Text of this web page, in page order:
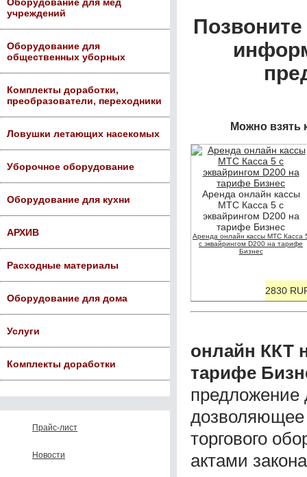
учреждений
Оборудование для
общественных уборных
Комплекты доработки,
преобразователи, переходники
Ловушки летающих насекомых
Уборочное оборудование
Оборудование для кухни
АРХИВ
Расходные материалы
Оборудование для дома
Услуги
Комплекты доработки
Прайс-лист
Новости
Можно взять
Аренда онлайн кассы
МТС Касса 5 с
эквайрингом D200 на
тарифе Бизнес
Аренда онлайн кассы МТС Касса
с эквайрингом D200 на тарифе
Бизнес
2830
онлайн ККТ
тарифе
предложение
дозволяющее
торгового
актами